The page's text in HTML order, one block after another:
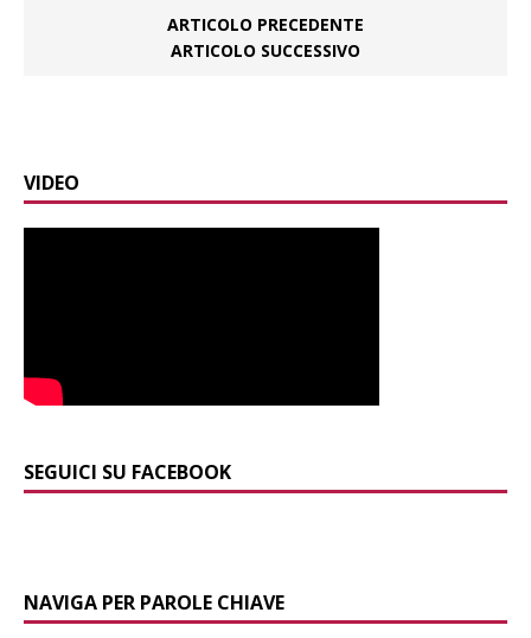
ARTICOLO PRECEDENTE
ARTICOLO SUCCESSIVO
VIDEO
SEGUICI SU FACEBOOK
NAVIGA PER PAROLE CHIAVE